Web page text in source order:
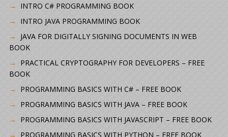
INTRO C# PROGRAMMING BOOK
INTRO JAVA PROGRAMMING BOOK
JAVA FOR DIGITALLY SIGNING DOCUMENTS IN WEB
BOOK
PRACTICAL CRYPTOGRAPHY FOR DEVELOPERS – FREE
BOOK
PROGRAMMING BASICS WITH C# – FREE BOOK
PROGRAMMING BASICS WITH JAVA – FREE BOOK
PROGRAMMING BASICS WITH JAVASCRIPT – FREE BOOK
PROGRAMMING BASICS WITH PYTHON – FREE BOOK